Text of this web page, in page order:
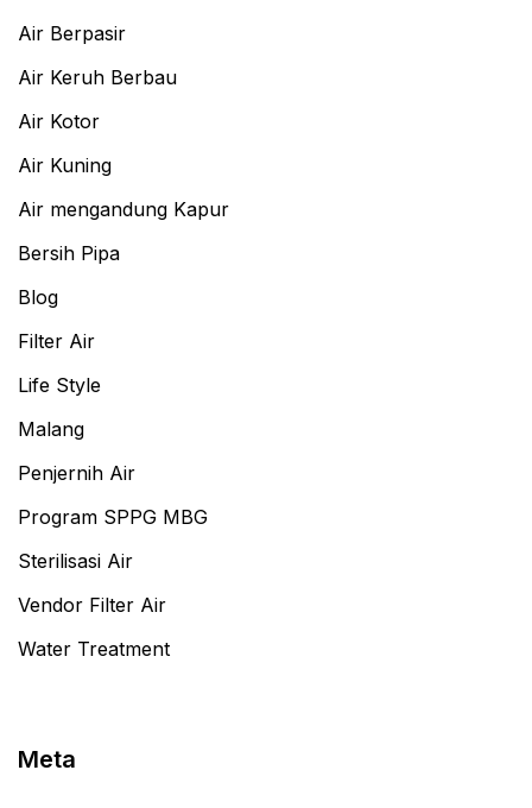
Air Berpasir
Air Keruh Berbau
Air Kotor
Air Kuning
Air mengandung Kapur
Bersih Pipa
Blog
Filter Air
Life Style
Malang
Penjernih Air
Program SPPG MBG
Sterilisasi Air
Vendor Filter Air
Water Treatment
Meta